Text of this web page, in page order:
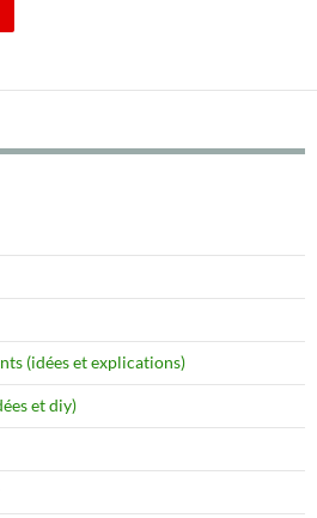
(idées et explications)
et diy)